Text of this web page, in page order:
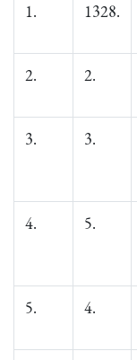
1. 1328.
2. 2.
3. 3.
4. 5.
5. 4.